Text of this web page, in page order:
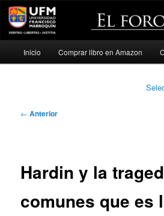
Ir
Inicio Comprar libro en Amazon
Navegación
← Anterior
Hardin y la
comunes que es